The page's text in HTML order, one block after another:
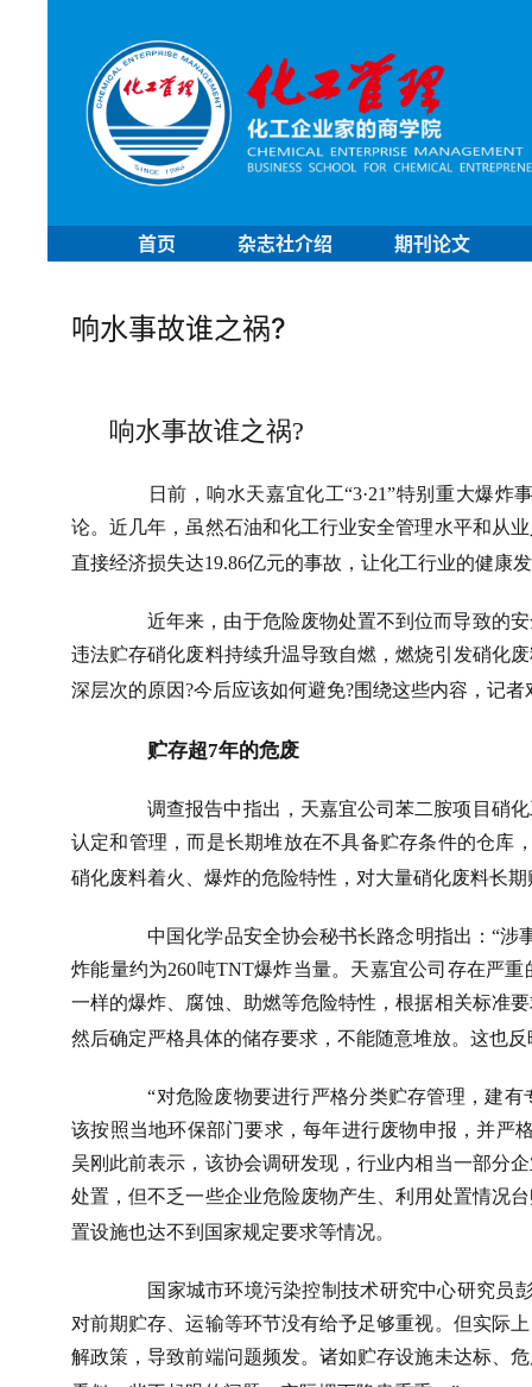
首页 杂志社介绍 期刊论文
响水事故谁之祸?
响水事故谁之祸?
日前，响水天嘉宜化工“3·21”特别重大爆炸
论。近几年，虽然石油和化工行业安全管理水平和从
直接经济损失达19.86亿元的事故，让化工行业的健康
近年来，由于危险废物处置不到位而导致的
违法贮存硝化废料持续升温导致自燃，燃烧引发硝化
深层次的原因?今后应该如何避免?围绕这些内容，记
贮存超7年的危废
调查报告中指出，天嘉宜公司苯二胺项目硝
认定和管理，而是长期堆放在不具备贮存条件的仓库
硝化废料着火、爆炸的危险特性，对大量硝化废料长
中国化学品安全协会秘书长路念明指出：“涉
炸能量约为260吨TNT爆炸当量。天嘉宜公司存在严
一样的爆炸、腐蚀、助燃等危险特性，根据相关标准
然后确定严格具体的储存要求，不能随意堆放。这也
“对危险废物要进行严格分类贮存管理，建
该按照当地环保部门要求，每年进行废物申报，并严
吴刚此前表示，该协会调研发现，行业内相当一部分
处置，但不乏一些企业危险废物产生、利用处置情况
置设施也达不到国家规定要求等情况。
国家城市环境污染控制技术研究中心研究员
对前期贮存、运输等环节没有给予足够重视。但实际
解政策，导致前端问题频发。诸如贮存设施未达标、